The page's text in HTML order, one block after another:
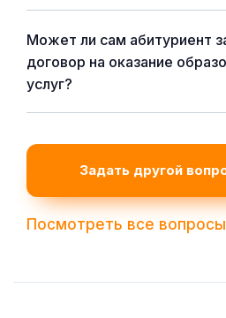
Может ли сам абитуриент
договор на оказание
услуг?
Задать другой
Посмотреть все